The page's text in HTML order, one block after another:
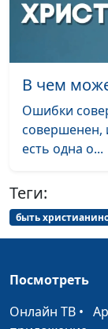
Как
потерять
современном
К спасению и
призывает Бог
Как сохранить
современном
Библейские
В чем
Ошибки
совершенен,
есть одна о...
Теги:
быть
Посмотреть
Онлайн ТВ •